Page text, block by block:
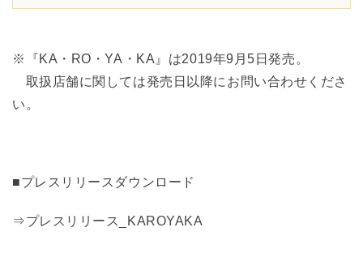
※『KA・RO・YA・KA』は2019年9月5日発売。
取扱店舗に関しては発売日以降にお問い合わせくださ
い。
■プレスリリースダウンロード
⇒プレスリリース_KAROYAKA